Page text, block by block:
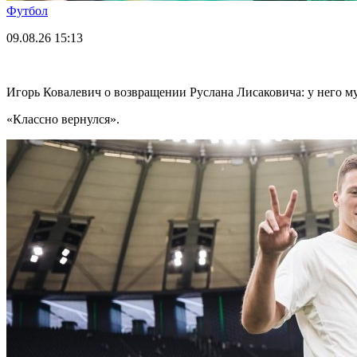
Футбол
09.08.26 15:13
Игорь Ковалевич о возвращении Руслана Лисаковича: у него
«Классно вернулся».